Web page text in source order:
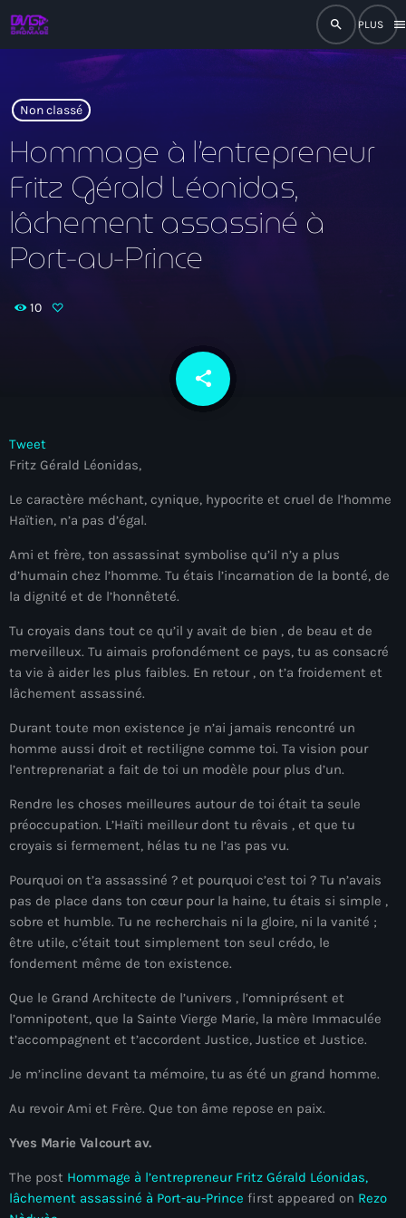
search
menu
close
play_arrow RADIO DROMAGE
TV Direct
Actualités
Blog Grid Sidebar
Contact
Archives
août 2026
juin 2026
mai 2026
mars 2026
février 2026
janvier 2026
décembre 2025
novembre 2025
octobre 2025
septembre 2025
août 2025
juillet 2025
Non classé
Hommage à l’entrepreneur
Fritz Gérald Léonidas,
lâchement assassiné à
Port-au-Prince
10
share
email
Tweet
Fritz Gérald Léonidas,
Le caractère méchant, cynique, hypocrite et cruel de l’homme
Haïtien, n’a pas d’égal.
Ami et frère, ton assassinat symbolise qu’il n’y a plus
d’humain chez l’homme. Tu étais l’incarnation de la bonté, de
la dignité et de l’honnêteté.
Tu croyais dans tout ce qu’il y avait de bien , de beau et de
merveilleux. Tu aimais profondément ce pays, tu as consacré
ta vie à aider les plus faibles. En retour , on t’a froidement et
lâchement assassiné.
Durant toute mon existence je n’ai jamais rencontré un
homme aussi droit et rectiligne comme toi. Ta vision pour
l’entreprenariat a fait de toi un modèle pour plus d’un.
Rendre les choses meilleures autour de toi était ta seule
préoccupation. L’Haïti meilleur dont tu rêvais , et que tu
croyais si fermement, hélas tu ne l’as pas vu.
Pourquoi on t’a assassiné ? et pourquoi c’est toi ? Tu n’avais
pas de place dans ton cœur pour la haine, tu étais si simple ,
sobre et humble. Tu ne recherchais ni la gloire, ni la vanité ;
être utile, c’était tout simplement ton seul crédo, le
fondement même de ton existence.
Que le Grand Architecte de l’univers , l’omniprésent et
l’omnipotent, que la Sainte Vierge Marie, la mère Immaculée
t’accompagnent et t’accordent Justice, Justice et Justice.
Je m’incline devant ta mémoire, tu as été un grand homme.
Au revoir Ami et Frère. Que ton âme repose en paix.
Yves Marie Valcourt av.
The post Hommage à l’entrepreneur Fritz Gérald Léonidas,
lâchement assassiné à Port-au-Prince first appeared on Rezo